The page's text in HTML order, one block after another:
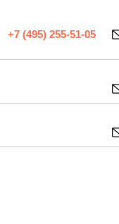
+7 (495) 255-51-05